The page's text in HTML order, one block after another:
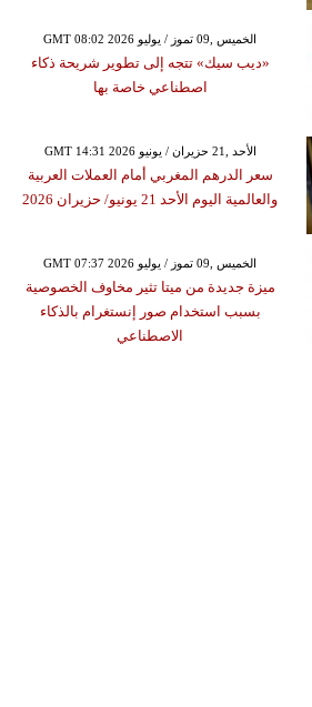
GMT 08:02 2026 الخميس ,09 تموز / يوليو
«ديب سيك» تتجه إلى تطوير شريحة ذكاء
اصطناعي خاصة بها
GMT 14:31 2026 الأحد ,21 حزيران / يونيو
سعر الدرهم المغربي أمام العملات العربية
والعالمية اليوم الأحد 21 يونيو/ حزيران 2026
GMT 07:37 2026 الخميس ,09 تموز / يوليو
ميزة جديدة من ميتا تثير مخاوف الخصوصية
بسبب استخدام صور إنستغرام بالذكاء
الاصطناعي